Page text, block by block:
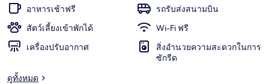
ชอบ
แ
น
น
สู
ง
อาหารเช้าฟรี
รถรับส่งสนามบิน
สัตว์เลี้ยงเข้าพักได้
Wi-Fi ฟรี
เครื่องปรับอากาศ
สิ่งอำนวยความสะดวกในการ
ซักรีด
ดูทั้งหมด